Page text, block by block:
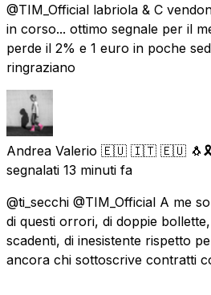
@TIM_Official labriola & C
in corso... ottimo segnale per il
perde il 2% e 1 euro in poche
ringraziano
Andrea Valerio 🇪🇺 🇮🇹 🇪🇺
segnalati 13 minuti fa
@ti_secchi @TIM_Official A me
di questi orrori, di doppie
scadenti, di inesistente rispetto
ancora chi sottoscrive contratti